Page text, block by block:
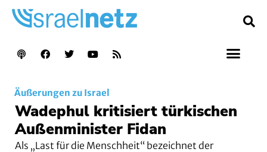
Äußerungen zu Israel
Wadephul kritisiert türkischen
Außenminister Fidan
Als „Last für die Menschheit“ bezeichnet der